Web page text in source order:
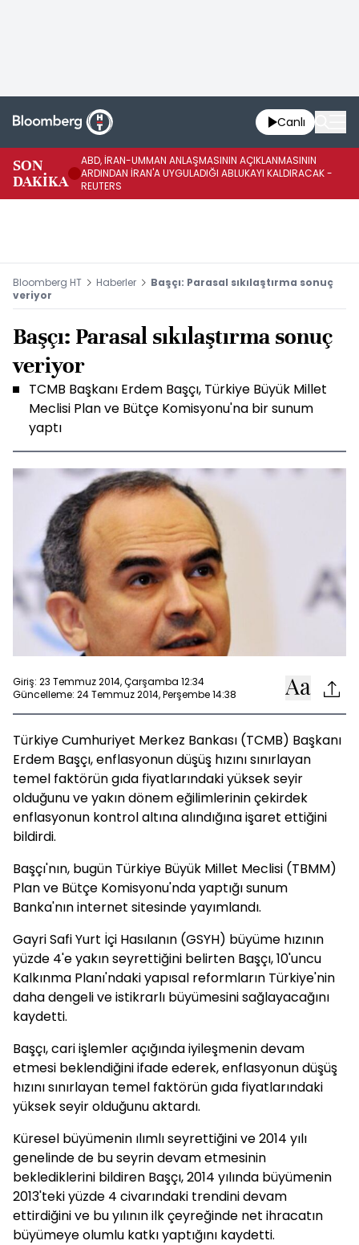
Canlı
SON
DAKİKA
ABD, İRAN-UMMAN ANLAŞMASININ AÇIKLANMASININ
ARDINDAN İRAN'A UYGULADIĞI ABLUKAYI KALDIRACAK -
REUTERS
Bloomberg HT Haberler
Başçı: Parasal sıkılaştırma sonuç
veriyor
Başçı: Parasal sıkılaştırma sonuç
veriyor
TCMB Başkanı Erdem Başçı, Türkiye Büyük Millet
Meclisi Plan ve Bütçe Komisyonu'na bir sunum
yaptı
Giriş: 23 Temmuz 2014, Çarşamba 12:34
Güncelleme: 24 Temmuz 2014, Perşembe 14:38
Türkiye Cumhuriyet Merkez Bankası (TCMB) Başkanı
Erdem Başçı, enflasyonun düşüş hızını sınırlayan
temel faktörün gıda fiyatlarındaki yüksek seyir
olduğunu ve yakın dönem eğilimlerinin çekirdek
enflasyonun kontrol altına alındığına işaret ettiğini
bildirdi.
Başçı'nın, bugün Türkiye Büyük Millet Meclisi (TBMM)
Plan ve Bütçe Komisyonu'nda yaptığı sunum
Banka'nın internet sitesinde yayımlandı.
Gayri Safi Yurt İçi Hasılanın (GSYH) büyüme hızının
yüzde 4'e yakın seyrettiğini belirten Başçı, 10'uncu
Kalkınma Planı'ndaki yapısal reformların Türkiye'nin
daha dengeli ve istikrarlı büyümesini sağlayacağını
kaydetti.
Başçı, cari işlemler açığında iyileşmenin devam
etmesi beklendiğini ifade ederek, enflasyonun düşüş
hızını sınırlayan temel faktörün gıda fiyatlarındaki
yüksek seyir olduğunu aktardı.
Küresel büyümenin ılımlı seyrettiğini ve 2014 yılı
genelinde de bu seyrin devam etmesinin
beklediklerini bildiren Başçı, 2014 yılında büyümenin
2013'teki yüzde 4 civarındaki trendini devam
ettirdiğini ve bu yılının ilk çeyreğinde net ihracatın
büyümeye olumlu katkı yaptığını kaydetti.